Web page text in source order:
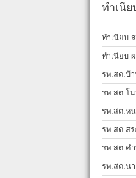
ทำเนีย
ทำเนียบ
ทำเนียบ
รพ.สต.บ้
รพ.สต.โ
รพ.สต.ห
รพ.สต.ส
รพ.สต.ค
รพ.สต.น